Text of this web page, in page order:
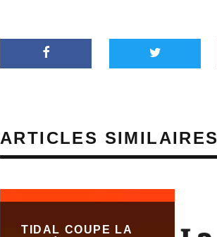
ARTICLES SIMILAIRES
TIDAL COUPE LA